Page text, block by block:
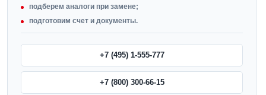
подберем аналоги при замене;
подготовим счет и документы.
+7 (495) 1-555-777
+7 (800) 300-66-15